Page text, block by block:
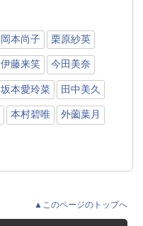
岡本尚子 栗原紗英
伊藤来笑 今田美奈
坂本愛玲菜 田中美久
本村碧唯 外薗葉月
▲このページのトップへ